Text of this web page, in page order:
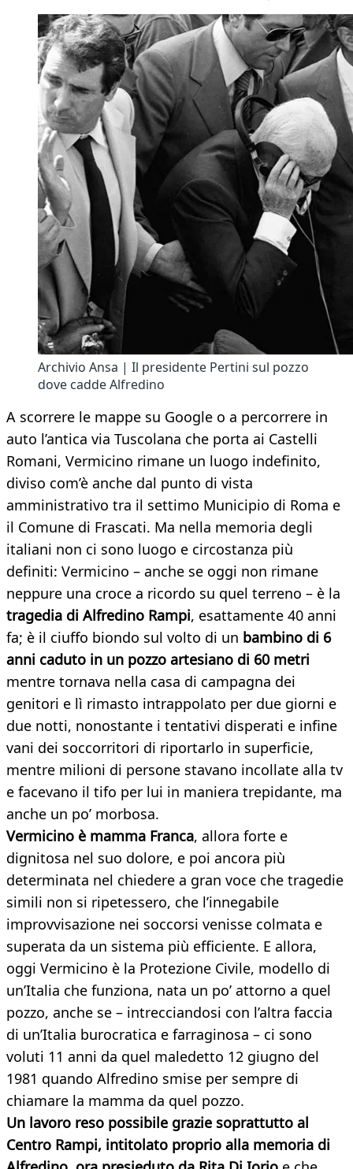
Archivio Ansa | Il presidente Pertini sul pozzo
dove cadde Alfredino
A scorrere le mappe su Google o a percorrere in
auto l’antica via Tuscolana che porta ai Castelli
Romani, Vermicino rimane un luogo indefinito,
diviso com’è anche dal punto di vista
amministrativo tra il settimo Municipio di Roma e
il Comune di Frascati. Ma nella memoria degli
italiani non ci sono luogo e circostanza più
definiti: Vermicino – anche se oggi non rimane
neppure una croce a ricordo su quel terreno – è la
tragedia di Alfredino Rampi, esattamente 40 anni
fa; è il ciuffo biondo sul volto di un bambino di 6
anni caduto in un pozzo artesiano di 60 metri
mentre tornava nella casa di campagna dei
genitori e lì rimasto intrappolato per due giorni e
due notti, nonostante i tentativi disperati e infine
vani dei soccorritori di riportarlo in superficie,
mentre milioni di persone stavano incollate alla tv
e facevano il tifo per lui in maniera trepidante, ma
anche un po’ morbosa.
Vermicino è mamma Franca, allora forte e
dignitosa nel suo dolore, e poi ancora più
determinata nel chiedere a gran voce che tragedie
simili non si ripetessero, che l’innegabile
improvvisazione nei soccorsi venisse colmata e
superata da un sistema più efficiente. E allora,
oggi Vermicino è la Protezione Civile, modello di
un’Italia che funziona, nata un po’ attorno a quel
pozzo, anche se – intrecciandosi con l’altra faccia
di un’Italia burocratica e farraginosa – ci sono
voluti 11 anni da quel maledetto 12 giugno del
1981 quando Alfredino smise per sempre di
chiamare la mamma da quel pozzo.
Un lavoro reso possibile grazie soprattutto al
Centro Rampi, intitolato proprio alla memoria di